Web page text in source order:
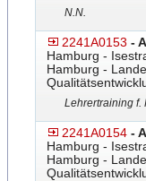
N.N.
2241A0153 -
Hamburg -
Hamburg -
Lehrertraining f.
2241A0154 -
Hamburg -
Hamburg -